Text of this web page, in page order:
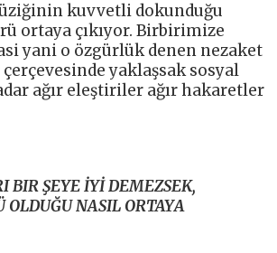
kuvvetli dokunduğu
ortaya çıkıyor. Birbirimize
yani o özgürlük denen nezaket
yaklaşsak sosyal
ağır eleştiriler ağır hakaretler
BIR ŞEYE İYİ DEMEZSEK,
OLDUĞU NASIL ORTAYA